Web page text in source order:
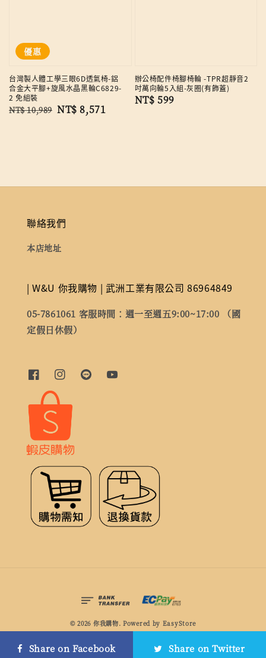
優惠
台灣製人體工學三眼6D透氣椅-鋁
合金大平腳+旋風水晶黑輪C6829-
2 免組裝
Regular
NT$ 10,989 Sale
NT$ 8,571
辦公椅配件椅腳椅輪 -TPR超靜音2
吋萬向輪5入組-灰圈(有飾蓋)
Regular
NT$ 599
聯絡我們
本店地址
| W&U 你我購物 | 武洲工業有限公司 86964849
05-7861061 客服時間：週一至週五9:00~17:00 （國
定假日休假）
© 2026 你我購物. Powered by EasyStore
Share on Facebook Share on Twitter